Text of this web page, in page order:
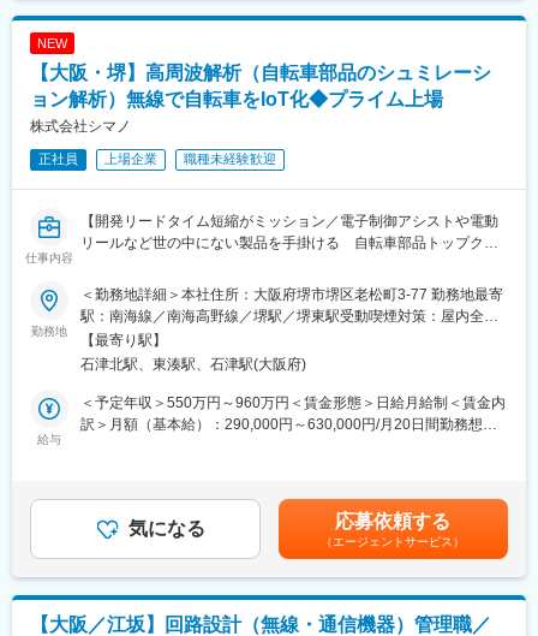
信によるシステム制御でギアを変速する機能などセンサーネット
ワーク通信を活用し、自転車そのものをIoT化するような世の中に
ない新たな概念の制御機能を開発してきました。
でなくダートでの泥土付着、街中での電波密集といった様々な環
し、無線通信制御を成立させる設計を行っています。また、各製
品で小型化が進む中、無線測定技術の難易度も高まるため、新た
■採用する狙い
昨今の通信技術の進化に伴い、各国の規格や法規制が変化する
中、EMCや無線、電気安全等の規格への適合を行い、製品開発ス
ラトリーを設立。今後、無線認証試験を社内で実施する体制を構
築するためです。
品の開発・製造に注力。今では自転車部品・釣具のグローバルブ
ランドとして世界に約50拠点を展開しております。
◎社風：大手でありながら自由度が高く、各自大きな裁量を持っ
め、伸び伸び働き、主体性を発揮したい方はマッチしています。
NEW
【大阪・堺】高周波解析（自転車部品のシュミレーシ
ョン解析）無線で自転車をIoT化◆プライム上場
株式会社シマノ
正社員 上場企業 職種未経験歓迎
仕事内容
【開発リードタイム短縮がミッション／電子制御アシストや電動
リールなど世の中にない製品を手掛ける 自転車部品トップクラ
■仕事内容
商品開発チームと協業し、自転車部品（電動変速システム、アシ
ストシステム）および釣具リール（電動リール、関連製品）にお
ける新製品開発や製品不具合に関する高周波解析業務をご担当い
ただきます。
〇具体的には・・・
・解析技術の高度化や精度向上に向けたテーマ
（解析対象の拡大やメカ・回路モデルとの連携、解析と実測の相
PSpice）
勤務地
＜勤務地詳細＞本社住所：大阪府堺市堺区老松町3-77 勤務地最寄
駅：南海線／南海高野線／堺駅／堺東駅受動喫煙対策：屋内全面
禁煙
【最寄り駅】
石津北駅、東湊駅、石津駅(大阪府)
給与
＜予定年収＞550万円～960万円＜賃金形態＞日給月給制＜賃金内
訳＞月額（基本給）：290,000円～630,000円/月20日間勤務想定
内・海外）・語学研修補助など賃金はあくまでも目安の金額であ
り、選考を通じて上下する可能性があります。月給(月額)は固定手
当を含めた表記です。
気になる 応募依頼する
（エージェントサービス）
【大阪／江坂】回路設計（無線・通信機器）管理職／